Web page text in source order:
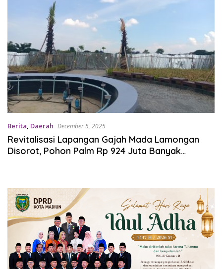
Berita, Daerah December 5, 2025
Revitalisasi Lapangan Gajah Mada Lamongan
Disorot, Pohon Palm Rp 924 Juta Banyak